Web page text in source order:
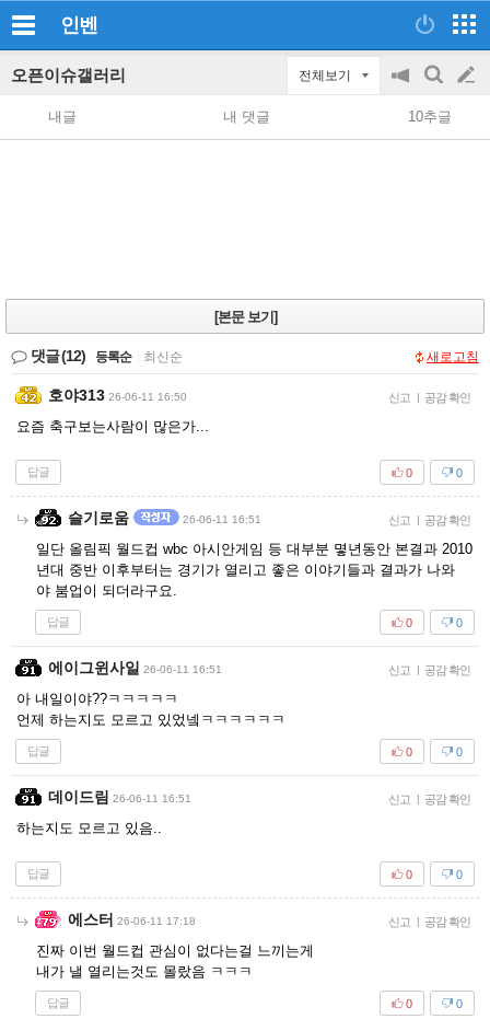
인벤
오픈이슈갤러리 전체보기
공
지
on/off
검
색
글
쓰
내글 내 댓글 10추글
[본문 보기]
댓글(12) 등록순 최신순 새로고침
호야313 26-06-11 16:50 신고 | 공감 확인
요즘 축구보는사람이 많은가...
답글 0
0
슬기로움 26-06-11 16:51 신고 | 공감 확인
일단 올림픽 월드컵 wbc 아시안게임 등 대부분 몋년동안 본결과 2010
년대 중반 이후부터는 경기가 열리고 좋은 이야기들과 결과가 나와
야 붐업이 되더라구요.
답글 0
0
에이그윈사일 26-06-11 16:51 신고 | 공감 확인
아 내일이야??ㅋㅋㅋㅋㅋ
언제 하는지도 모르고 있었넼ㅋㅋㅋㅋㅋㅋ
답글 0
0
데이드림 26-06-11 16:51 신고 | 공감 확인
하는지도 모르고 있음..
답글 0
0
에스터 26-06-11 17:18 신고 | 공감 확인
진짜 이번 월드컵 관심이 없다는걸 느끼는게
내가 낼 열리는것도 몰랐음 ㅋㅋㅋ
답글 0
0